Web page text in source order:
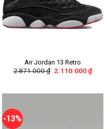
Air Jordan 13 Retro
2.871.000₫ 2.110.000₫
-13%